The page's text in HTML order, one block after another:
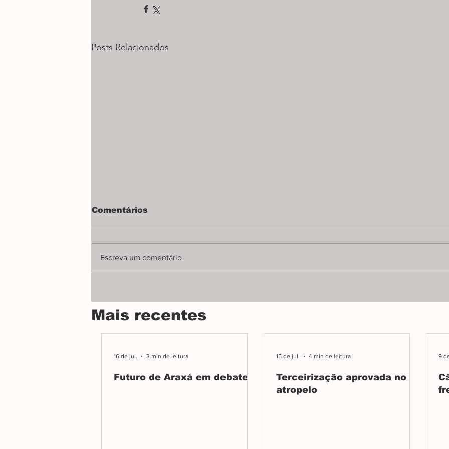
Posts Relacionados
Futuro de Araxá em
debate
debateu o Plano Diretor, projeto
que orientará o crescimento e o
desenvolvimento de Araxá nas
reunião, base governista aprova
emergência ignorando pedidos
Comentários
Escreva um comentário
Mais recentes
Futuro de Araxá em debate
16 de jul. 3 min de leitura
Terceirização aprovada no
atropelo
15 de jul. 4 min de leitura 9